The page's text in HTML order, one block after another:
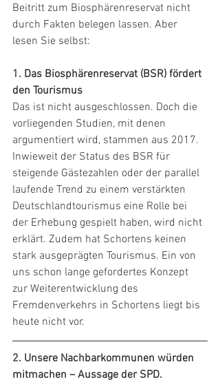
Beitritt zum Biosphärenreservat nicht
durch Fakten belegen lassen. Aber
lesen Sie selbst:
1. Das Biosphärenreservat (BSR) fördert
den Tourismus
Das ist nicht ausgeschlossen. Doch die
vorliegenden Studien, mit denen
argumentiert wird, stammen aus 2017.
Inwieweit der Status des BSR für
steigende Gästezahlen oder der parallel
laufende Trend zu einem verstärkten
Deutschlandtourismus eine Rolle bei
der Erhebung gespielt haben, wird nicht
erklärt. Zudem hat Schortens keinen
stark ausgeprägten Tourismus. Ein von
uns schon lange gefordertes Konzept
zur Weiterentwicklung des
Fremdenverkehrs in Schortens liegt bis
heute nicht vor.
2. Unsere Nachbarkommunen würden
mitmachen – Aussage der SPD.